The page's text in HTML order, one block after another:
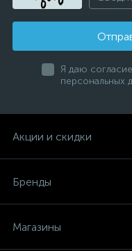
Я даю
персональных
Акции и скидки
Бренды
Магазины